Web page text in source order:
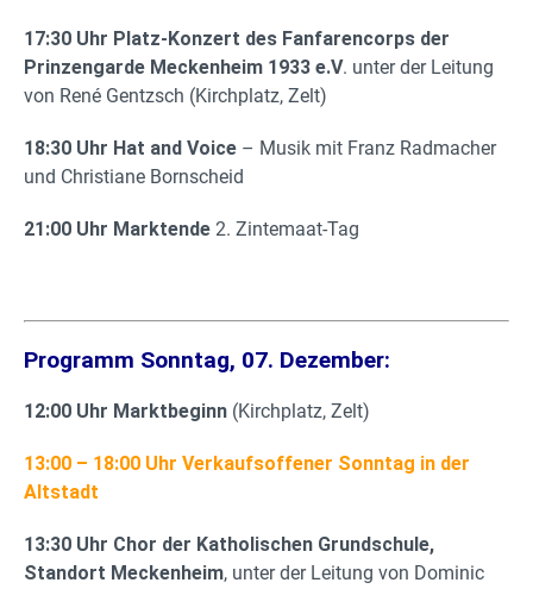
17:30 Uhr Platz-Konzert des Fanfarencorps der
Prinzengarde Meckenheim 1933 e.V. unter der Leitung
von René Gentzsch (Kirchplatz, Zelt)
18:30 Uhr Hat and Voice – Musik mit Franz Radmacher
und Christiane Bornscheid
21:00 Uhr Marktende 2. Zintemaat-Tag
Programm Sonntag, 07. Dezember:
12:00 Uhr Marktbeginn (Kirchplatz, Zelt)
13:00 – 18:00 Uhr Verkaufsoffener Sonntag in der
Altstadt
13:30 Uhr Chor der Katholischen Grundschule,
Standort Meckenheim, unter der Leitung von Dominic